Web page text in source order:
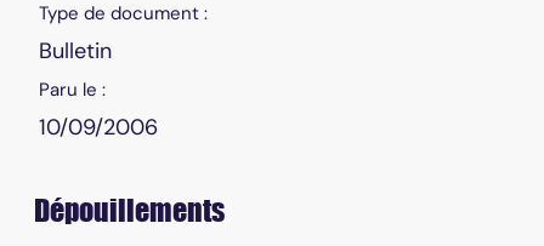
Type de document :
Bulletin
Paru le :
10/09/2006
Dépouillements